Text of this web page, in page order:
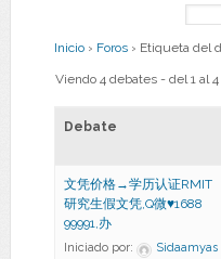
Inicio › Foros › Etiqueta del
Viendo 4 debates - del 1 al
Debate
文凭价格→学历认证RMIT
研究生假文凭,Q微♥1688
99991,办
Iniciado por:
Sidaamyas